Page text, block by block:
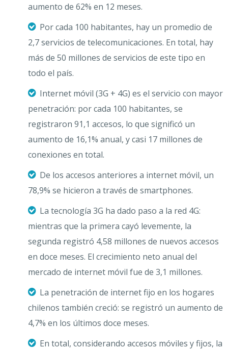
aumento de 62% en 12 meses.
Por cada 100 habitantes, hay un promedio de
2,7 servicios de telecomunicaciones. En total, hay
más de 50 millones de servicios de este tipo en
todo el país.
Internet móvil (3G + 4G) es el servicio con mayor
penetración: por cada 100 habitantes, se
registraron 91,1 accesos, lo que significó un
aumento de 16,1% anual, y casi 17 millones de
conexiones en total.
De los accesos anteriores a internet móvil, un
78,9% se hicieron a través de smartphones.
La tecnología 3G ha dado paso a la red 4G:
mientras que la primera cayó levemente, la
segunda registró 4,58 millones de nuevos accesos
en doce meses. El crecimiento neto anual del
mercado de internet móvil fue de 3,1 millones.
La penetración de internet fijo en los hogares
chilenos también creció: se registró un aumento de
4,7% en los últimos doce meses.
En total, considerando accesos móviles y fijos, la